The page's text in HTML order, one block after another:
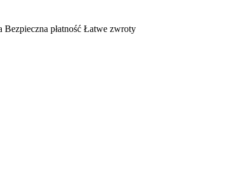
Bezpieczna płatność Łatwe zwroty